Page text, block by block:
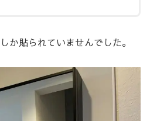
か貼られていませんでした。